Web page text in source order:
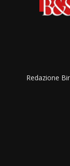
Redazione